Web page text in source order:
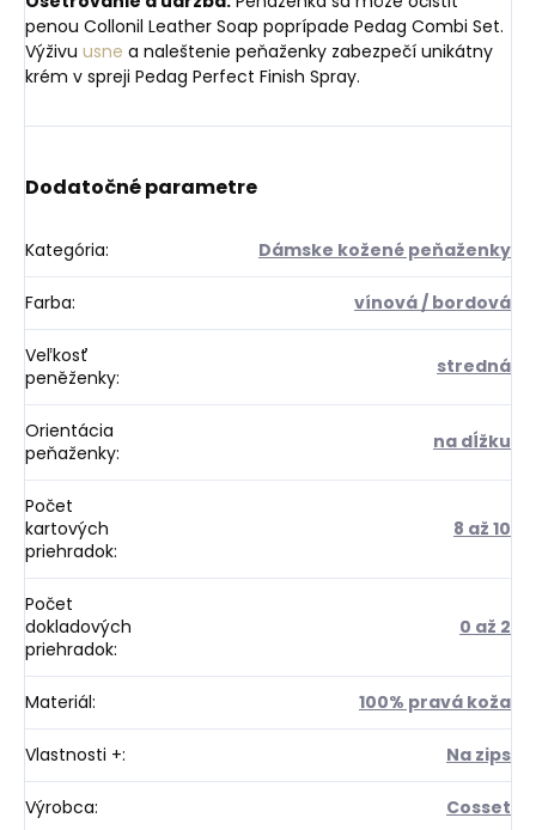
penou Collonil Leather Soap poprípade Pedag Combi Set.
Výživu usne a naleštenie peňaženky zabezpečí unikátny
krém v spreji Pedag Perfect Finish Spray.
Dodatočné parametre
Kategória: Dámske kožené peňaženky
Farba: vínová / bordová
Veľkosť
peněženky: stredná
Orientácia
peňaženky: na dĺžku
Počet
kartových
priehradok:
8 až 10
Počet
dokladových
priehradok:
0 až 2
Materiál: 100% pravá koža
Vlastnosti +: Na zips
Výrobca: Cosset